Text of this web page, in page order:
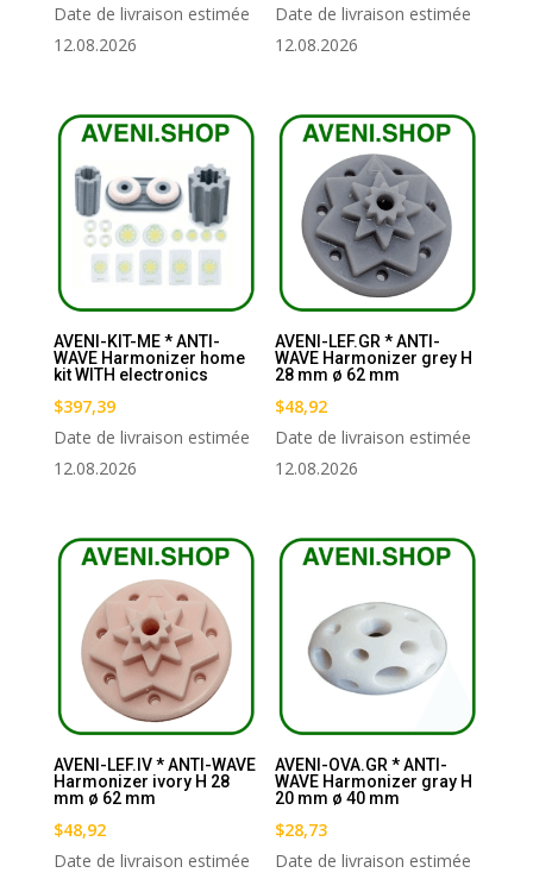
Date de livraison estimée
12.08.2026
Date de livraison estimée
12.08.2026
AVENI-KIT-ME * ANTI-
WAVE Harmonizer home
kit WITH electronics
$397,39
Date de livraison estimée
12.08.2026
AVENI-LEF.GR * ANTI-
WAVE Harmonizer grey H
28 mm ø 62 mm
$48,92
Date de livraison estimée
12.08.2026
AVENI-LEF.IV * ANTI-WAVE
Harmonizer ivory H 28
mm ø 62 mm
$48,92
Date de livraison estimée
AVENI-OVA.GR * ANTI-
WAVE Harmonizer gray H
20 mm ø 40 mm
$28,73
Date de livraison estimée